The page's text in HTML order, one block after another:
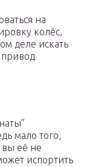
на
колёс,
деле искать
привод
мало того,
вы её не
испортить